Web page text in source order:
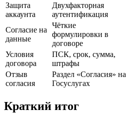
Защита
аккаунта
Двухфакторная
аутентификация
Согласие на
данные
Чёткие
формулировки в
договоре
Условия
договора
ПСК, срок, сумма,
штрафы
Отзыв
согласия
Раздел «Согласия» на
Госуслугах
Краткий итог